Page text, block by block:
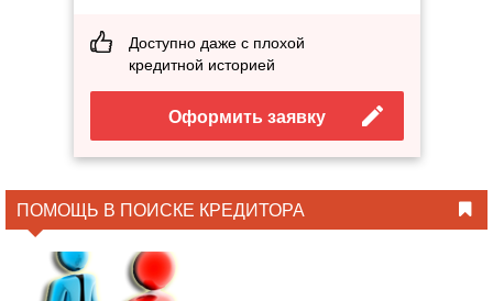
Доступно даже с плохой
кредитной историей
Оформить заявку
ПОМОЩЬ В ПОИСКЕ КРЕДИТОРА